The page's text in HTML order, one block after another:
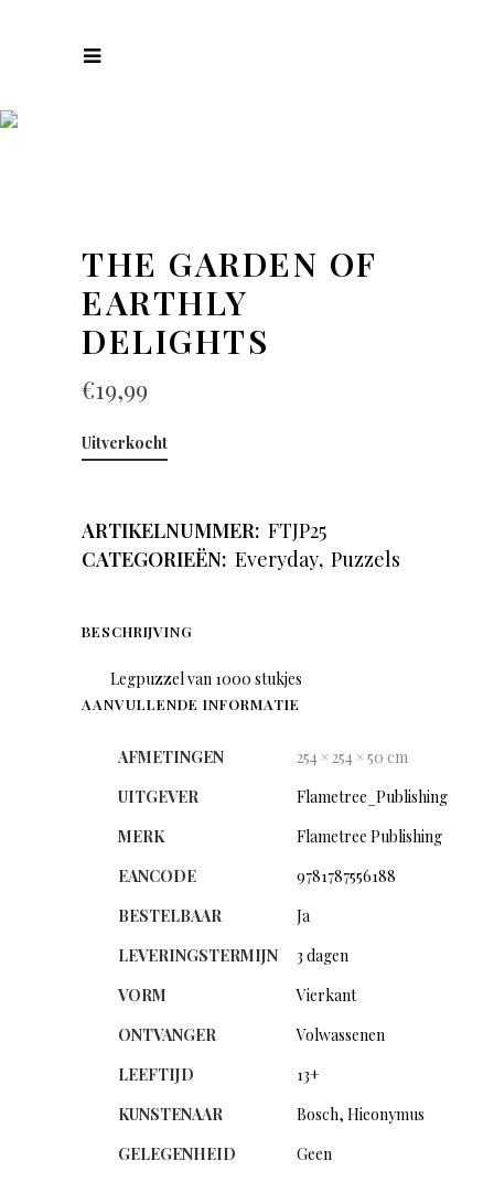
THE GARDEN OF
EARTHLY
DELIGHTS
€19,99
Uitverkocht
ARTIKELNUMMER: FTJP25
CATEGORIEËN: Everyday, Puzzels
BESCHRIJVING
Legpuzzel van 1000 stukjes
AANVULLENDE INFORMATIE
AFMETINGEN
254 × 254 × 50 cm
UITGEVER
Flametree_Publishing
MERK
Flametree Publishing
EANCODE
9781787556188
BESTELBAAR
Ja
LEVERINGSTERMIJN
3 dagen
VORM
Vierkant
ONTVANGER
Volwassenen
LEEFTIJD
13+
KUNSTENAAR
Bosch, Hieonymus
GELEGENHEID
Geen